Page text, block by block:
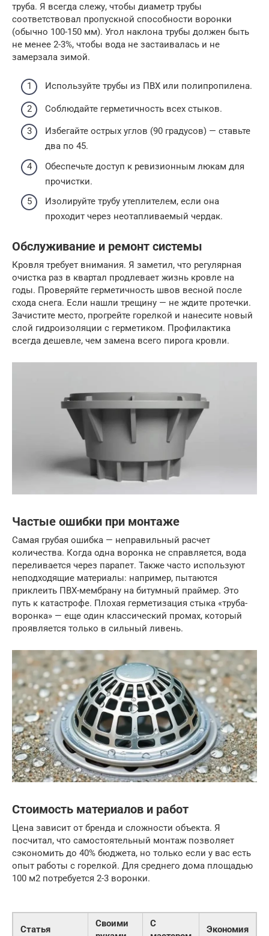
труба. Я всегда слежу, чтобы диаметр трубы
соответствовал пропускной способности воронки
(обычно 100-150 мм). Угол наклона трубы должен быть
не менее 2-3%, чтобы вода не застаивалась и не
замерзала зимой.
Используйте трубы из ПВХ или полипропилена.
Соблюдайте герметичность всех стыков.
Избегайте острых углов (90 градусов) — ставьте
два по 45.
Обеспечьте доступ к ревизионным люкам для
прочистки.
Изолируйте трубу утеплителем, если она
проходит через неотапливаемый чердак.
Обслуживание и ремонт системы
Кровля требует внимания. Я заметил, что регулярная
очистка раз в квартал продлевает жизнь кровле на
годы. Проверяйте герметичность швов весной после
схода снега. Если нашли трещину — не ждите протечки.
Зачистите место, прогрейте горелкой и нанесите новый
слой гидроизоляции с герметиком. Профилактика
всегда дешевле, чем замена всего пирога кровли.
Частые ошибки при монтаже
Самая грубая ошибка — неправильный расчет
количества. Когда одна воронка не справляется, вода
переливается через парапет. Также часто используют
неподходящие материалы: например, пытаются
приклеить ПВХ-мембрану на битумный праймер. Это
путь к катастрофе. Плохая герметизация стыка «труба-
воронка» — еще один классический промах, который
проявляется только в сильный ливень.
Стоимость материалов и работ
Цена зависит от бренда и сложности объекта. Я
посчитал, что самостоятельный монтаж позволяет
сэкономить до 40% бюджета, но только если у вас есть
опыт работы с горелкой. Для среднего дома площадью
100 м2 потребуется 2-3 воронки.
Статья
Своими
С
Экономия